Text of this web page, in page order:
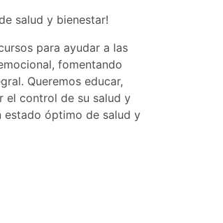
salud y bienestar!
para ayudar a las
fomentando
Queremos educar,
el control de su salud y
estado óptimo de salud y